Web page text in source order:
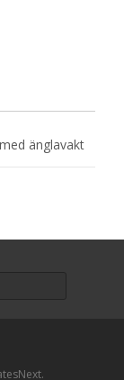
änglavakt